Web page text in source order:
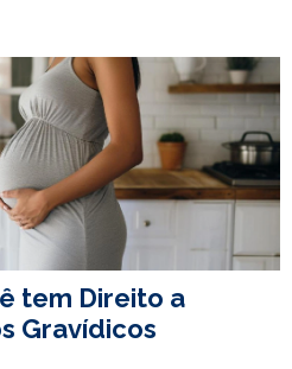
tem Direito a
Gravídicos